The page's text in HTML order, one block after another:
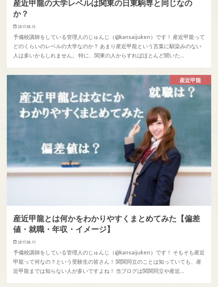
産近甲龍の大学レベルは関東の日東駒専と同じなの
か？
2017.08.15
予備校講師をしている管理人のじゅんじ（@kansaijuken）です！ 産近甲龍って
どのくらいのレベルの大学なのか？ あまり産近甲龍という言葉に馴染みのない
人は多いかもしれません。 特に、関東の人からすればほとんど聞いた…
産近甲龍
産近甲龍とは何かをわかりやすくまとめてみた【偏差
値・就職・年収・イメージ】
2017.08.11
予備校講師をしている管理人のじゅんじ（@kansaijuken）です！ そもそも産近
甲龍って何なの？という受験生の皆さん！ 関関同立のことは知っていても、産
近甲龍までは知らない人が多いですよね！ 当ブログは関関同立や産近…